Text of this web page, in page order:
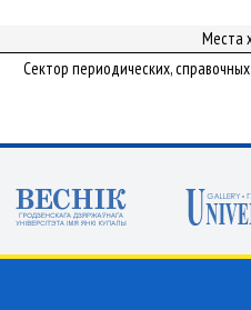
Места
Сектор периодических,